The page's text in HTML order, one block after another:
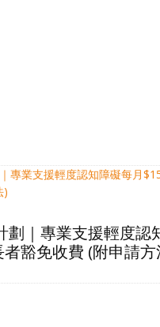
劃｜專業支援輕度認
豁免收費 (附申請方